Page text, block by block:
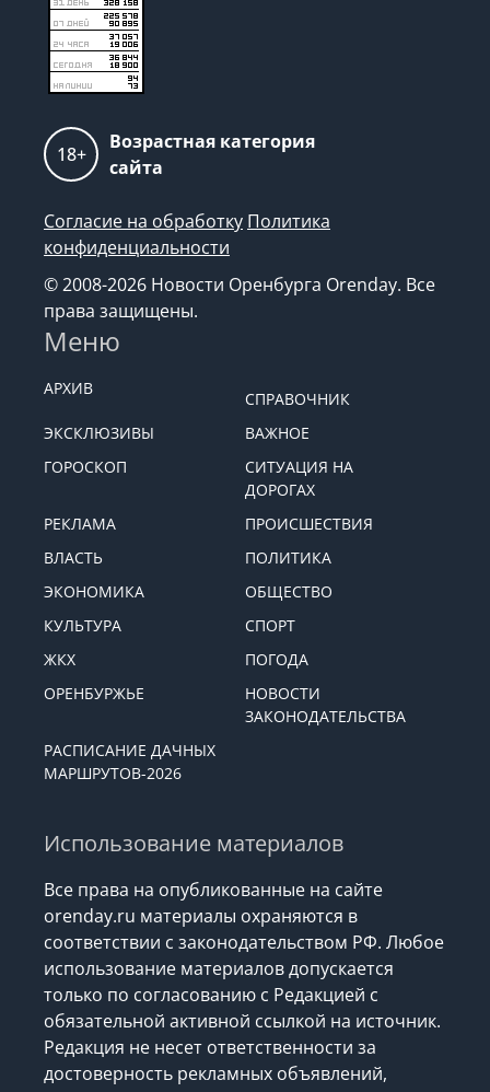
18+
Возрастная категория
сайта
Согласие на обработку Политика
конфиденциальности
© 2008-2026 Новости Оренбурга Orenday. Все
права защищены.
Меню
АРХИВ
СПРАВОЧНИК
ЭКСКЛЮЗИВЫ
ВАЖНОЕ
ГОРОСКОП
СИТУАЦИЯ НА
ДОРОГАХ
РЕКЛАМА
ПРОИСШЕСТВИЯ
ВЛАСТЬ
ПОЛИТИКА
ЭКОНОМИКА
ОБЩЕСТВО
КУЛЬТУРА
СПОРТ
ЖКХ
ПОГОДА
ОРЕНБУРЖЬЕ
НОВОСТИ
ЗАКОНОДАТЕЛЬСТВА
РАСПИСАНИЕ ДАЧНЫХ
МАРШРУТОВ-2026
Использование материалов
Все права на опубликованные на сайте
orenday.ru материалы охраняются в
соответствии с законодательством РФ. Любое
использование материалов допускается
только по согласованию с Редакцией с
обязательной активной ссылкой на источник.
Редакция не несет ответственности за
достоверность рекламных объявлений,